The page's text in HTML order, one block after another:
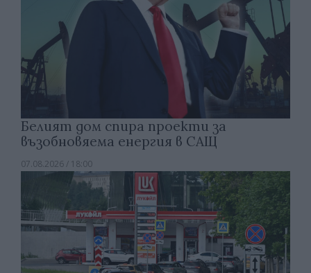
Белият дом спира проекти за
възобновяема енергия в САЩ
07.08.2026 / 18:00